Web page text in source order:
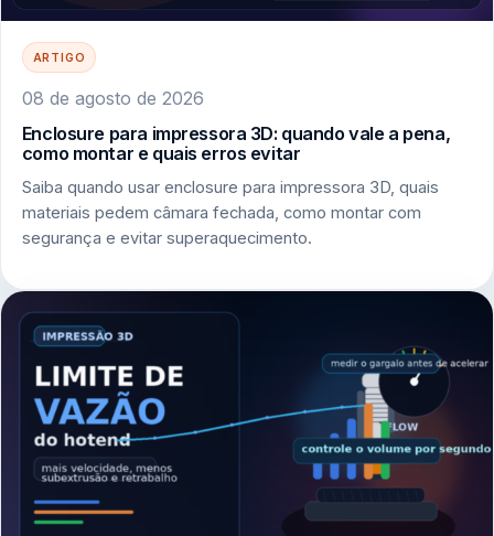
ARTIGO
08 de agosto de 2026
Enclosure para impressora 3D: quando vale a pena,
como montar e quais erros evitar
Saiba quando usar enclosure para impressora 3D, quais
materiais pedem câmara fechada, como montar com
segurança e evitar superaquecimento.